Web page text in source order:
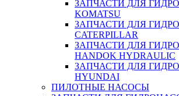
ЗАПЧАСТИ ДЛЯ
KOMATSU
ЗАПЧАСТИ ДЛЯ
CATERPILLAR
ЗАПЧАСТИ ДЛЯ
HANDOK HYDRAULIC
ЗАПЧАСТИ ДЛЯ
HYUNDAI
ПИЛОТНЫЕ НАСОСЫ